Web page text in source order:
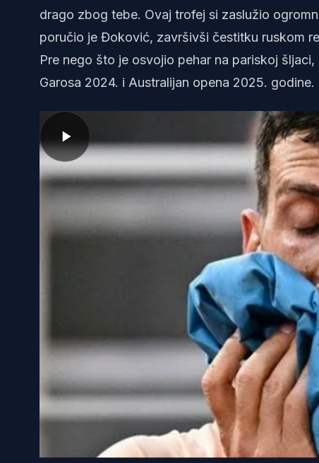
drago zbog tebe. Ovaj trofej si zaslužio
poručio je Đoković, završivši čestitku ruskom
Pre nego što je osvojio pehar na pariskoj
Garosa 2024. i Australijan opena 2025. godine.